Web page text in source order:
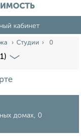
кабинет
Студии 0
домах, 0